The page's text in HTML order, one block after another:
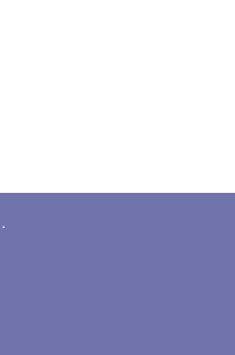
·